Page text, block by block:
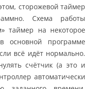
сторожевой таймер
Схема работы
таймер на некоторое
основной программе
всё идёт нормально.
счётчик (а это и
автоматически